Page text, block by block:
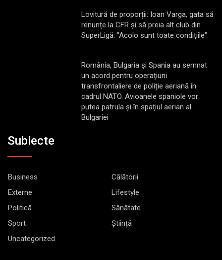
Lovitură de proporții: Ioan Varga, gata să
renunțe la CFR și să preia alt club din
SuperLigă: ”Acolo sunt toate condițiile”
România, Bulgaria și Spania au semnat
un acord pentru operațiuni
transfrontaliere de poliție aeriană în
cadrul NATO. Avioanele spaniole vor
putea patrula și în spațiul aerian al
Bulgariei
Subiecte
Business
Călătorii
Externe
Lifestyle
Politică
Sănătate
Sport
Știință
Uncategorized